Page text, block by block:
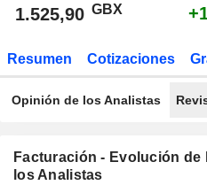
1.525,90 GBX
Resumen Cotizaciones
Opinión de los Analistas
Facturación - Evolución de
los Analistas